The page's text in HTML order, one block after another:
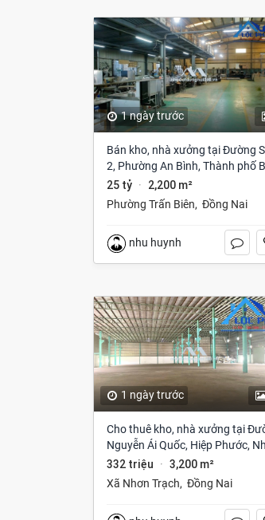
1 ngày trước
Bán kho, nhà xưởng tại Đường
2, Phường An Bình, Thành phố
Hòa, Đồng Nai giá 25 tỷ
25 tỷ · 2,200 m²
Phường Trấn Biên, Đồng Nai
nhu huynh
1 ngày trước
Cho thuê kho, nhà xưởng tại
Nguyễn Ái Quốc, Hiệp Phước, Nhơn
Trạch, Đồng Nai giá 332 Triệu
332 triệu · 3,200 m²
Xã Nhơn Trạch, Đồng Nai